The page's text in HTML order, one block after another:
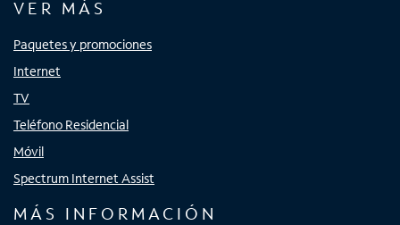
VER MÁS
Paquetes y promociones
Internet
TV
Teléfono Residencial
Móvil
Spectrum Internet Assist
MÁS INFORMACIÓN